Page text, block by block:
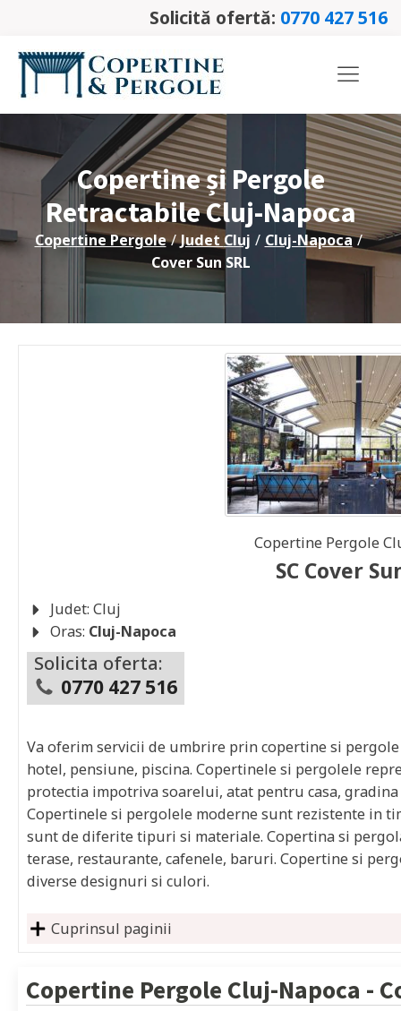
Solicită ofertă: 0770 427 516
Copertine și Pergole
RetractabileCluj-Napoca
Copertine Pergole / Judet Cluj / Cluj-Napoca /
Cover Sun SRL
Copertine Pergole
SC Cover
Judet: Cluj
Oras: Cluj-Napoca
Solicita oferta:
0770 427 516
Va oferim servicii de umbrire prin copertine si
hotel, pensiune, piscina. Copertinele si pergolele
protectia impotriva soarelui, atat pentru casa,
Copertinele si pergolele moderne sunt rezistente in
sunt de diferite tipuri si materiale. Copertina si
terase, restaurante, cafenele, baruri. Copertine si
diverse designuri si culori.
Cuprinsul paginii
Copertine Pergole Cluj-Napoca -